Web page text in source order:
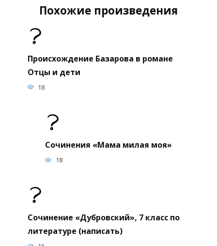
Похожие произведения
Происхождение Базарова в романе
Отцы и дети
18
Сочинения «Мама милая моя»
18
Сочинение «Дубровский», 7 класс по
литературе (написать)